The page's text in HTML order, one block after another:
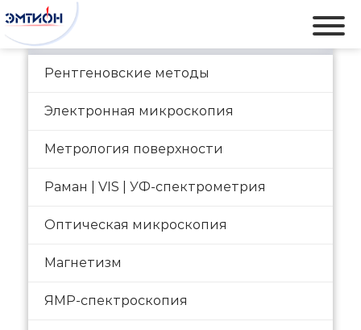
Рентгеновские методы
Электронная микроскопия
Метрология поверхности
Раман | VIS | УФ-спектрометрия
Оптическая микроскопия
Магнетизм
ЯМР-спектроскопия